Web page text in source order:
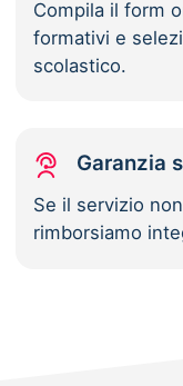
Compila il form
formativi e
scolastico.
Garanzia
Se il servizio
rimborsiamo